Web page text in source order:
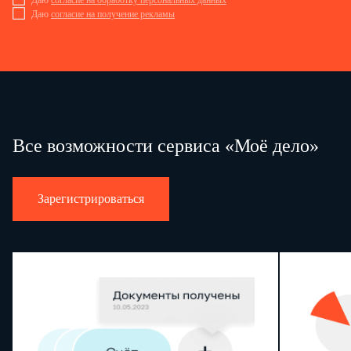
4.2.5. по третьему сроку уплаты
(подпись)
В соответствии с пунктом 2 статьи 288 Налогового кодекса Российской
Даю согласие на получение рекламы
Все возможности сервиса «Моё дело»
Зарегистрироваться